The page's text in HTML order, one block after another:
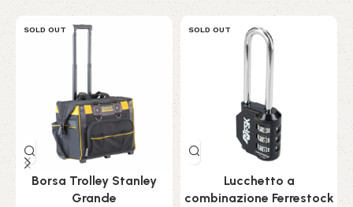
SOLD OUT
Borsa Trolley Stanley
Grande
SOLD OUT
Lucchetto a
combinazione Ferrestock